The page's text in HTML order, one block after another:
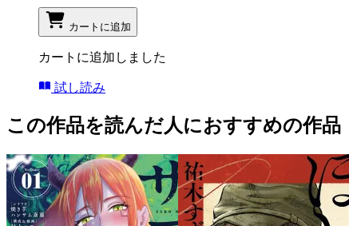
カートに追加
カートに追加しました
試し読み
この作品を読んだ人におすすめの作品